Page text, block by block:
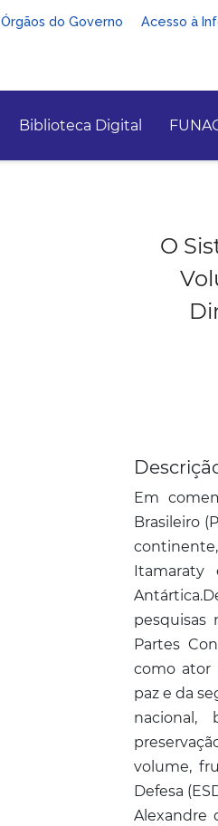
Órgãos do Governo Acesso à
Biblioteca Digital
O
Em
Brasileiro
pesquisas
Partes
como ator
paz e da
volume,
Defesa
Alexandre